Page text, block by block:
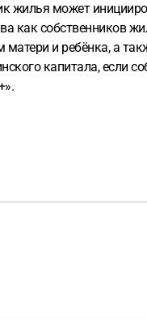
жилья может
как собственников
и ребёнка, а
капитала,